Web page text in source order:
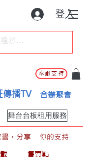
登入
奉獻支持
傳播TV 合辦聚會
舞台台板租用服務
書。分享
你的支持
售賣點